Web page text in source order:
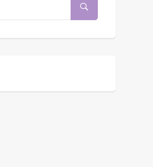
《清晨妥拉》第37週 (四)